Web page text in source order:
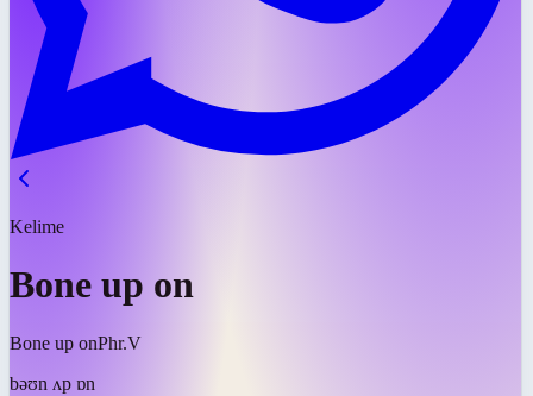
Kelime
Bone up on
Bone up onPhr.V
bəʊn ʌp ɒn